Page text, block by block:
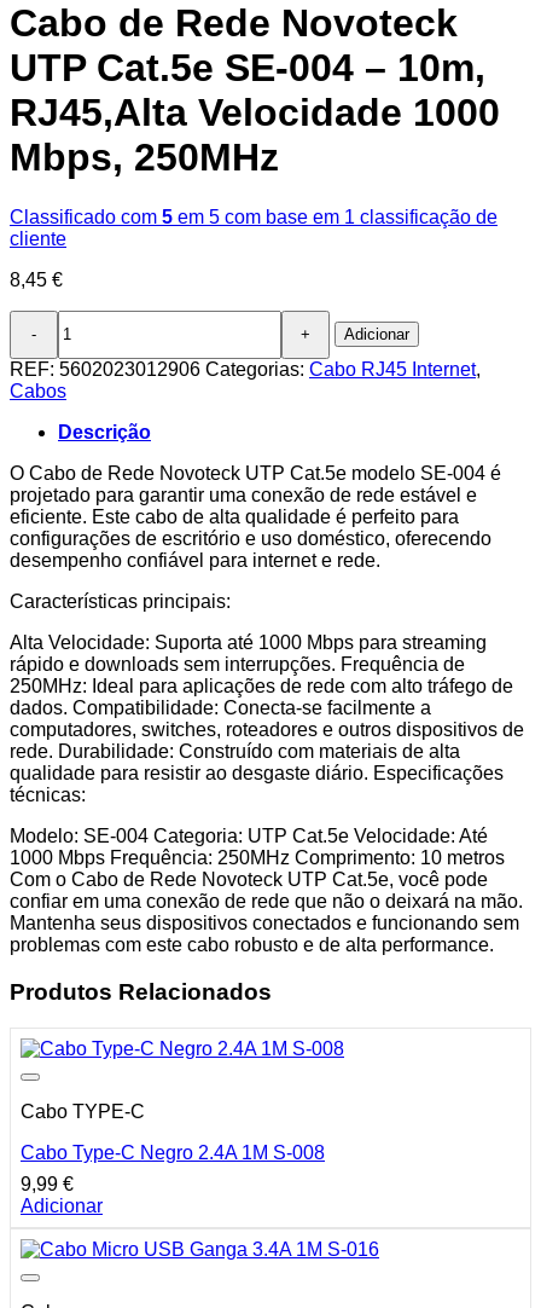
Cabo de Rede Novoteck
UTP Cat.5e SE-004 – 10m,
RJ45,Alta Velocidade 1000
Mbps, 250MHz
Classificado com 5 em 5 com base em 1 classificação de
cliente
8,45 €
Quantidade
Cabo
de
Rede
Novoteck
Cat.5e
SE-
004
–
10m,
Velocidade
Mbps,
250MHz
Adicionar
REF: 5602023012906 Categorias: Cabo RJ45 Internet,
Cabos
Descrição
O Cabo de Rede Novoteck UTP Cat.5e modelo SE-004 é
projetado para garantir uma conexão de rede estável e
eficiente. Este cabo de alta qualidade é perfeito para
configurações de escritório e uso doméstico, oferecendo
desempenho confiável para internet e rede.
Características principais:
Alta Velocidade: Suporta até 1000 Mbps para streaming
rápido e downloads sem interrupções. Frequência de
250MHz: Ideal para aplicações de rede com alto tráfego de
dados. Compatibilidade: Conecta-se facilmente a
computadores, switches, roteadores e outros dispositivos de
rede. Durabilidade: Construído com materiais de alta
qualidade para resistir ao desgaste diário. Especificações
técnicas:
Modelo: SE-004 Categoria: UTP Cat.5e Velocidade: Até
1000 Mbps Frequência: 250MHz Comprimento: 10 metros
Com o Cabo de Rede Novoteck UTP Cat.5e, você pode
confiar em uma conexão de rede que não o deixará na mão.
Mantenha seus dispositivos conectados e funcionando sem
problemas com este cabo robusto e de alta performance.
Produtos Relacionados
Cabo TYPE-C
Cabo Type-C Negro 2.4A 1M S-008
9,99 €
Adicionar